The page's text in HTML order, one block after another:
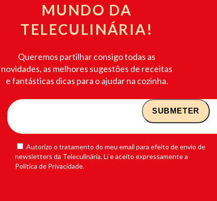
MUNDO DA
TELECULINÁRIA!
Queremos partilhar consigo todas as
novidades, as melhores sugestões de receitas
e fantásticas dicas para o ajudar na cozinha.
Autorizo o tratamento do meu email para efeito de envio de
newsletters da Teleculinária. Li e aceito expressamente a
Política de Privacidade.